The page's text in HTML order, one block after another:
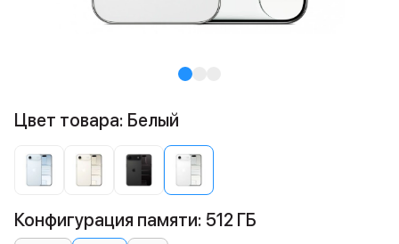
Цвет товара: Белый
Конфигурация памяти: 512 ГБ